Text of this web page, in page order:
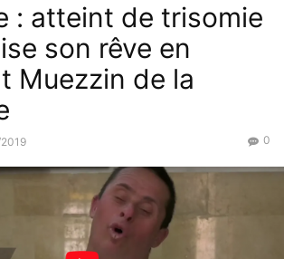
: atteint de trisomie
son rêve en
Muezzin de la
0